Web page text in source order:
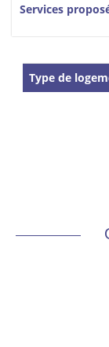
Services
Type de